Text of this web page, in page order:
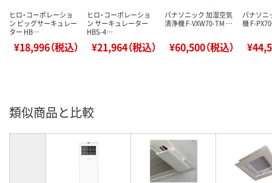
ヒロ・コーポレーショ
ン ビッグサーキュレー
ター HB…
¥18,996（税込）
ヒロ・コーポレーショ
ン サーキュレーター
HBS-4…
¥21,964（税込）
パナソニック 加湿空気
清浄機 F-VXW70-TM …
¥60,500（税込）
パナソニ
機 F-
類似商品と比較